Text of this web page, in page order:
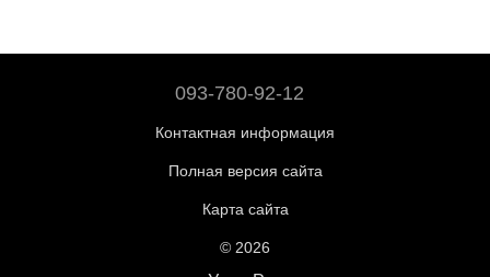
093-780-92-12
Контактная информация
Полная версия сайта
Карта сайта
© 2026